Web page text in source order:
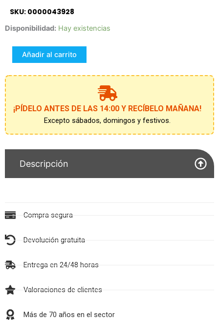
SKU: 0000043928
Disponibilidad: Hay existencias
MULTIUSOS
TOTTO
MONARK
AGAPEC
RACING
cantidad
Añadir al carrito
¡PÍDELO ANTES DE LAS 14:00 Y RECÍBELO MAÑANA!
Excepto sábados, domingos y festivos.
Descripción
Compra segura
Devolución gratuita
Entrega en 24/48 horas
Valoraciones de clientes
Más de 70 años en el sector